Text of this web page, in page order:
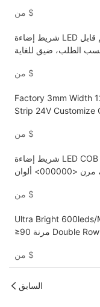
$
شريط إضاءة LED مرن 3 مم 5 مم 8 مم قابل
$
Factory 3mm Width
Strip 24V Customize
$
شريط إضاءة LED COB فائق الرقة بسمك 3 مم
- خالٍ من النقاط، مرن <000000> ألوان
$
Ultra Bright 600leds/
$
السابق